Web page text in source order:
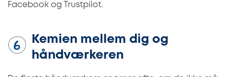
Facebook og Trustpilot.
Kemien mellem dig og
håndværkeren